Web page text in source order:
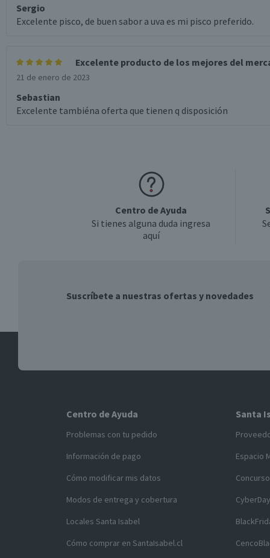
Sergio
Excelente pisco, de buen sabor a uva es mi pisco preferido.
Excelente producto de los mejores del
21 de enero de 2023
Sebastian
Excelente tambiéna oferta que tienen q disposición
Centro de Ayuda
Si tienes alguna duda ingresa
aquí
Suscríbete a nuestras ofertas y novedades
Centro de Ayuda
Problemas con tu pedido
Información de pago
Cómo modificar mis datos
Modos de entrega y cobertura
Locales Santa Isabel
Cómo comprar en SantaIsabel.cl
Santa
Espacio
CyberDay